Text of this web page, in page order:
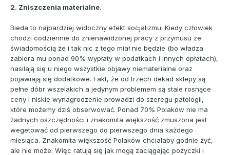
2. Zniszczenia materialne.
Bieda to najbardziej widoczny efekt socjalizmu. Kiedy człowiek
chodzi codziennie do znienawidzonej pracy z przymusu ze
świadomością że i tak nic z tego miał nie będzie (bo władza
zabiera mu ponad 90% wypłaty w podatkach i innych opłatach),
nasilają się u niego wszystkie objawy niematerialne oraz
pojawiają się dodatkowe. Fakt, że od trzech dekad sklepy są
pełne dóbr wszelakich a jedynym problemem są stale rosnące
ceny i niskie wynagrodzenie prowadzi do szeregu patologii,
które możemy dziś obserwować. Ponad 70% Polaków nie ma
żadnych oszczędności i znakomita większość zmuszona jest
wegetować od pierwszego do pierwszego dnia każdego
miesiąca. Znakomita większość Polaków chciałaby godnie żyć,
ale nie może. Więc ratują się jak mogą zaciągając pożyczki i